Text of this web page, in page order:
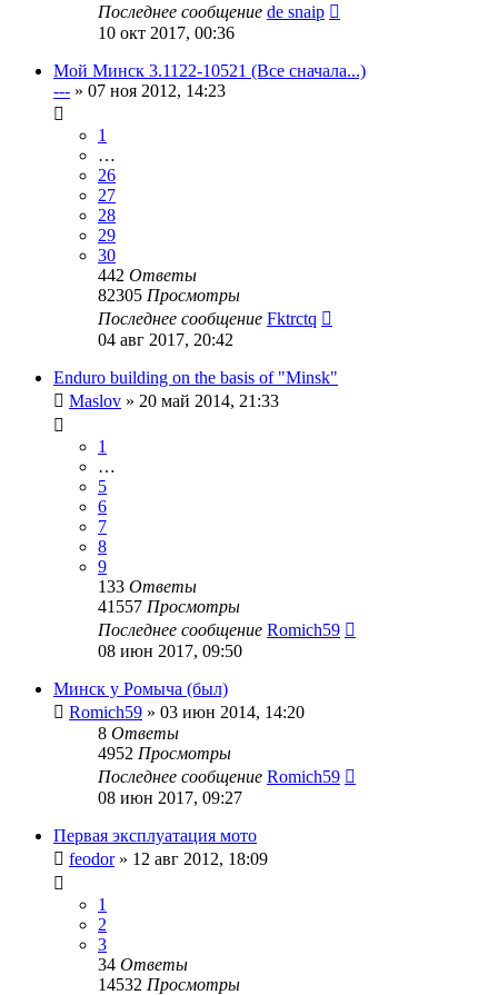
Последнее сообщение de snaip
10 окт 2017, 00:36
Мой Минск 3.1122-10521 (Все сначала...)
--- » 07 ноя 2012, 14:23
1
…
26
27
28
29
30
442 Ответы
82305 Просмотры
Последнее сообщение Fktrctq
04 авг 2017, 20:42
Enduro building on the basis of "Minsk"
Maslov » 20 май 2014, 21:33
1
…
5
6
7
8
9
133 Ответы
41557 Просмотры
Последнее сообщение Romich59
08 июн 2017, 09:50
Минск у Ромыча (был)
Romich59 » 03 июн 2014, 14:20
8 Ответы
4952 Просмотры
Последнее сообщение Romich59
08 июн 2017, 09:27
Первая эксплуатация мото
feodor» 12 авг 2012, 18:09
1
2
3
34 Ответы
14532 Просмотры